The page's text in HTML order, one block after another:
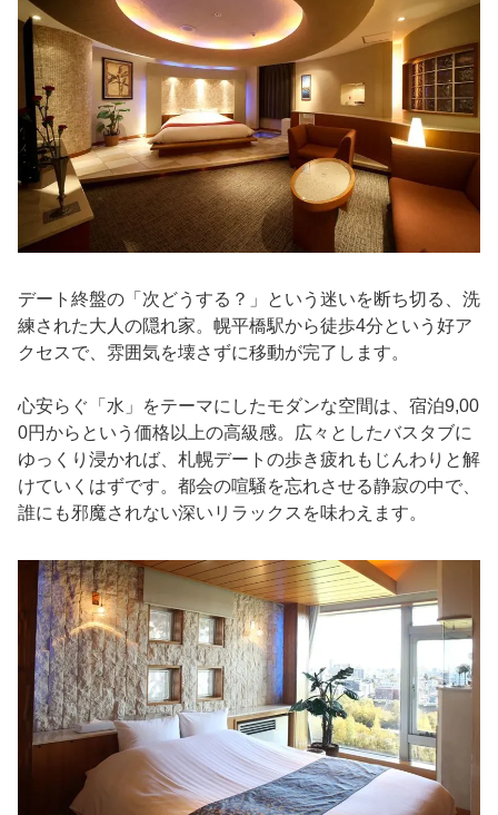
デート終盤の「次どうする？」という迷いを断ち切る、洗
練された大人の隠れ家。幌平橋駅から徒歩4分という好ア
クセスで、雰囲気を壊さずに移動が完了します。
心安らぐ「水」をテーマにしたモダンな空間は、宿泊9,00
0円からという価格以上の高級感。広々としたバスタブに
ゆっくり浸かれば、札幌デートの歩き疲れもじんわりと解
けていくはずです。都会の喧騒を忘れさせる静寂の中で、
誰にも邪魔されない深いリラックスを味わえます。